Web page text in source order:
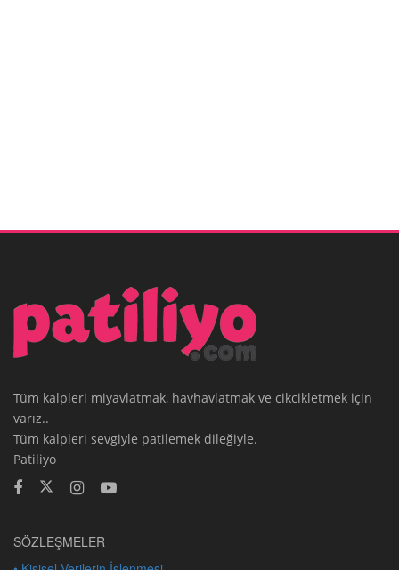
Tüm kalpleri miyavlatmak, havhavlatmak ve cikcikletmek için
varız..
Tüm kalpleri sevgiyle patilemek dileğiyle.
Patiliyo
SÖZLEŞMELER